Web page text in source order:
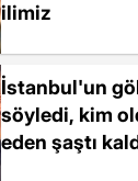
ilimiz
İstanbul'un
söyledi, kim
eden şaştı